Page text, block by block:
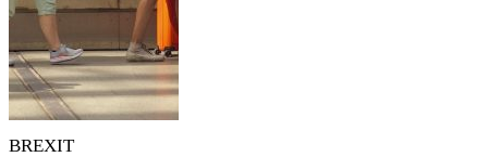
BREXIT